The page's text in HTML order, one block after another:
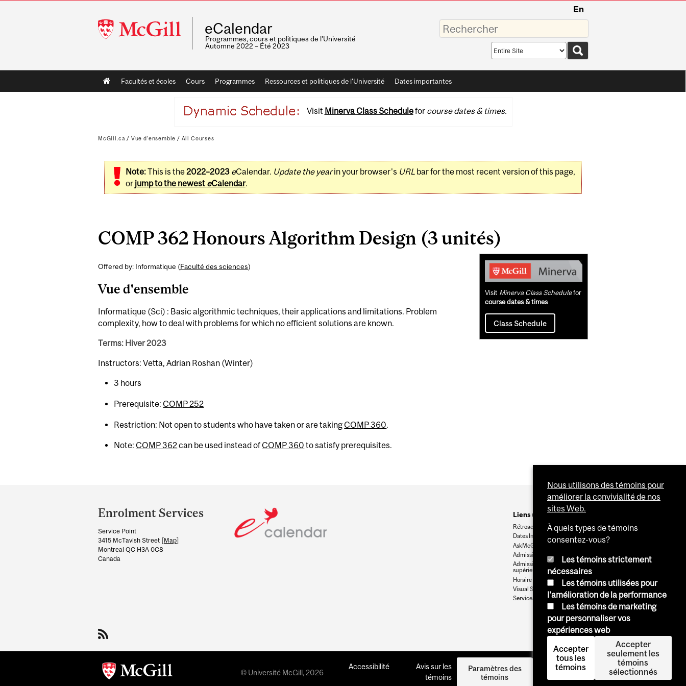
McGill
University
En
eCalendar
Programmes, cours et politiques de l'Université
Automne 2022 – Été 2023
Saisissez
vos
mots-
Search
scope
Main
navigation
Facultés et écoles Cours Programmes Ressources et politiques de l'Université Dates importantes
Visit Minerva Class Schedulefor course dates & times.
McGill.ca / Vue d'ensemble / All Courses
Note:This is the2022–2023 eCalendar. Update the yearin your browser's URLbar for the most recent version of this page,
or jump to the newest eCalendar.
COMP 362 Honours Algorithm Design (3 unités)
Offered by: Informatique (Faculté des sciences)
Vue d'ensemble
Informatique (Sci) : Basic algorithmic techniques, their applications and limitations. Problem
complexity, how to deal with problems for which no efficient solutions are known.
Terms: Hiver 2023
Instructors: Vetta, Adrian Roshan (Winter)
3 hours
Prerequisite:COMP 252
Restriction: Not open to students who have taken or are takingCOMP 360
Note:COMP 362can be used instead ofCOMP 360 to satisfy prerequisites.
Related
Content
Visit Minerva Class Schedulefor
course dates & times
Class Schedule
and
University
Information
Enrolment Services
Service Point
3415 McTavish Street [Map]
Montreal QC H3A 0C8
Canada
Liens utiles
Rétroaction
Dates Importantes
AskMcGill
Admission au premier cycle
Admissions aux cycles
supérieurs et postdoctoraux
Horaire des cours
Visual Schedule Builder
Services aux étudiants
© Université McGill, 2026
Accessibilité
Avis sur les
témoins
Paramètres des
témoins
Se
connecter
Nous utilisons des témoins pour
améliorer la convivialité de nos
sites Web.
À quels types de témoins
consentez-vous?
Les témoins strictement
nécessaires
Les témoins utilisées pour
l'amélioration de la performance
Les témoins de marketing
pour personnaliser vos
expériences web
Accepter
tous les
témoins
Accepter
seulement les
témoins
sélectionnés